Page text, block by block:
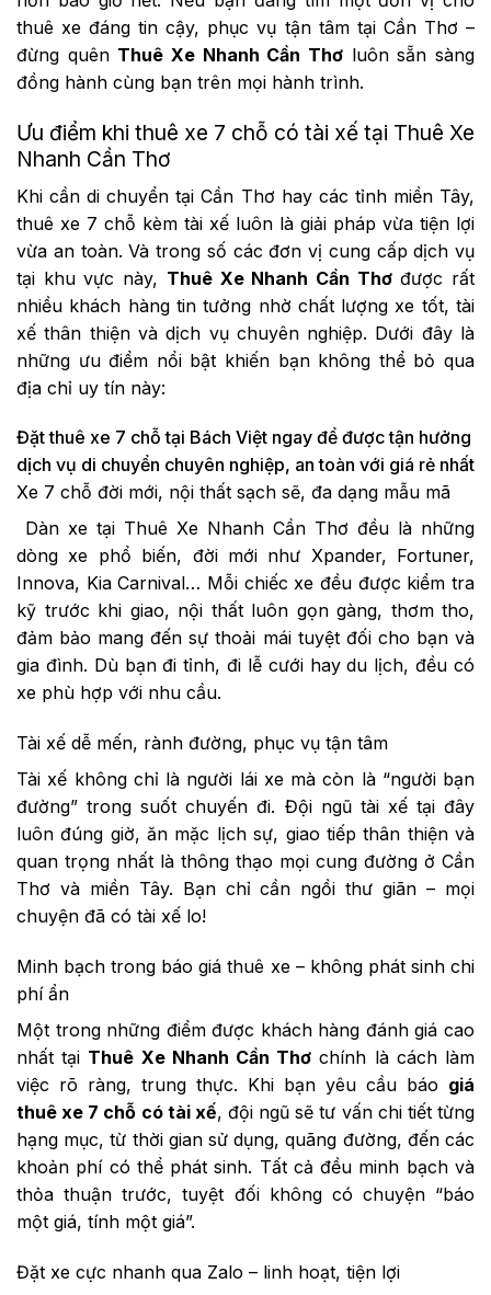
thuê xe đáng tin cậy, phục vụ tận tâm tại Cần Thơ –
đừng quên Thuê Xe Nhanh Cần Thơ luôn sẵn sàng
đồng hành cùng bạn trên mọi hành trình.
Ưu điểm khi thuê xe 7 chỗ có tài xế tại Thuê Xe
Nhanh Cần Thơ
Khi cần di chuyển tại Cần Thơ hay các tỉnh miền Tây,
thuê xe 7 chỗ kèm tài xế luôn là giải pháp vừa tiện lợi
vừa an toàn. Và trong số các đơn vị cung cấp dịch vụ
tại khu vực này, Thuê Xe Nhanh Cần Thơđược rất
nhiều khách hàng tin tưởng nhờ chất lượng xe tốt, tài
xế thân thiện và dịch vụ chuyên nghiệp. Dưới đây là
những ưu điểm nổi bật khiến bạn không thể bỏ qua
địa chỉ uy tín này:
Đặt thuê xe 7 chỗ tại Bách Việt ngay để được tận hưởng
dịch vụ di chuyển chuyên nghiệp, an toàn với giá rẻ nhất
Xe 7 chỗ đời mới, nội thất sạch sẽ, đa dạng mẫu mã
Dàn xe tại Thuê Xe Nhanh Cần Thơ đều là những
dòng xe phổ biến, đời mới như Xpander, Fortuner,
Innova, Kia Carnival… Mỗi chiếc xe đều được kiểm tra
kỹ trước khi giao, nội thất luôn gọn gàng, thơm tho,
đảm bảo mang đến sự thoải mái tuyệt đối cho bạn và
gia đình. Dù bạn đi tỉnh, đi lễ cưới hay du lịch, đều có
xe phù hợp với nhu cầu.
Tài xế dễ mến, rành đường, phục vụ tận tâm
Tài xế không chỉ là người lái xe mà còn là “người bạn
đường” trong suốt chuyến đi. Đội ngũ tài xế tại đây
luôn đúng giờ, ăn mặc lịch sự, giao tiếp thân thiện và
quan trọng nhất là thông thạo mọi cung đường ở Cần
Thơ và miền Tây. Bạn chỉ cần ngồi thư giãn – mọi
chuyện đã có tài xế lo!
Minh bạch trong báo giá thuê xe – không phát sinh chi
phí ẩn
Một trong những điểm được khách hàng đánh giá cao
nhất tại Thuê Xe Nhanh Cần Thơ chính là cách làm
việc rõ ràng, trung thực. Khi bạn yêu cầu báo giá
thuê xe 7 chỗ có tài xế, đội ngũ sẽ tư vấn chi tiết từng
hạng mục, từ thời gian sử dụng, quãng đường, đến các
khoản phí có thể phát sinh. Tất cả đều minh bạch và
thỏa thuận trước, tuyệt đối không có chuyện “báo
một giá, tính một giá”.
Đặt xe cực nhanh qua Zalo – linh hoạt, tiện lợi